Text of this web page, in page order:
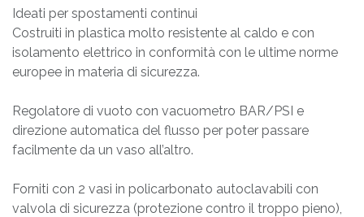
Ideati per spostamenti continui
Costruiti in plastica molto resistente al caldo e con
isolamento elettrico in conformità con le ultime norme
europee in materia di sicurezza.
Regolatore di vuoto con vacuometro BAR/PSI e
direzione automatica del flusso per poter passare
facilmente da un vaso all’altro.
Forniti con 2 vasi in policarbonato autoclavabili con
valvola di sicurezza (protezione contro il troppo pieno),